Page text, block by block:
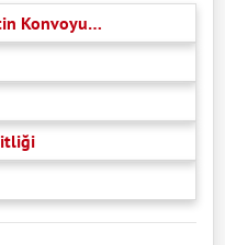
Konvoyu…